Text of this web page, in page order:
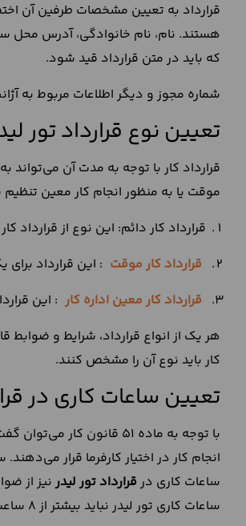
قرارداد به تعیین مشخصات طرفین آن
هستند. نام، نام خانوادگی، آدرس محل
که باید در متن قرارداد قید شود.
شماره مجوز و دیگر اطلاعات مربوط به
تعیین نوع قرارداد تور
قرارداد کار با توجه به مدت آن می‌تواند
موقت یا به منظور انجام کار معین
قرارداد کار دائم: این نوع از
قرارداد کار موقت : این قرارداد
قرارداد کار معین اداره کار : این
هر یک از انواع قرارداد، شرایط و ضوابط
کار باید نوع آن را مشخص کنند.
تعیین ساعات کاری در
با توجه به ماده 51
انجام کار در اختیار کارفرما قرار
ساعات کاری درقرارداد تور لیدر
ساعات کاری تور لیدر نباید بیشتر از 8 ساعت در روز و 44 ساعت در هفته باشد.